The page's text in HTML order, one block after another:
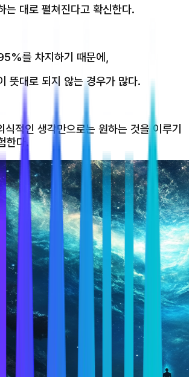
는 대로 펼쳐진다고 확신한다.
를 차지하기 때문에,
뜻대로 되지 않는 경우가 많다.
적인 생각만으로는 원하는 것을 이루기
한다.